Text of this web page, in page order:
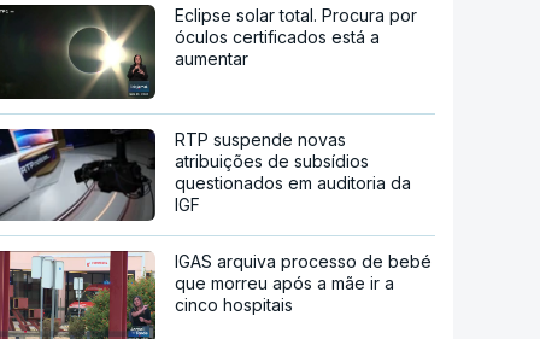
Eclipse solar total. Procura por
óculos certificados está a
aumentar
RTP suspende novas
atribuições de subsídios
questionados em auditoria da
IGF
IGAS arquiva processo de bebé
que morreu após a mãe ir a
cinco hospitais